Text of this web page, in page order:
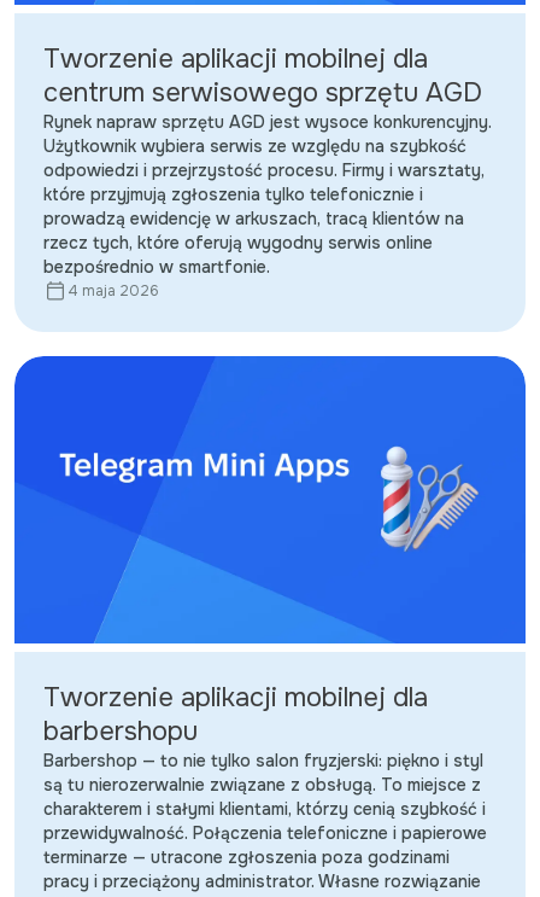
Tworzenie aplikacji mobilnej dla
centrum serwisowego sprzętu AGD
Rynek napraw sprzętu AGD jest wysoce konkurencyjny.
Użytkownik wybiera serwis ze względu na szybkość
odpowiedzi i przejrzystość procesu. Firmy i warsztaty,
które przyjmują zgłoszenia tylko telefonicznie i
prowadzą ewidencję w arkuszach, tracą klientów na
rzecz tych, które oferują wygodny serwis online
bezpośrednio w smartfonie.
4 maja 2026
Tworzenie aplikacji mobilnej dla
barbershopu
Barbershop — to nie tylko salon fryzjerski: piękno i styl
są tu nierozerwalnie związane z obsługą. To miejsce z
charakterem i stałymi klientami, którzy cenią szybkość i
przewidywalność. Połączenia telefoniczne i papierowe
terminarze — utracone zgłoszenia poza godzinami
pracy i przeciążony administrator. Własne rozwiązanie
English